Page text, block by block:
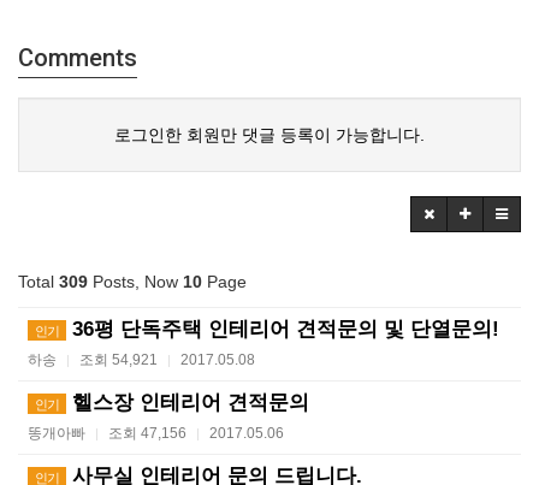
Comments
로그인한 회원만 댓글 등록이 가능합니다.
Total 309 Posts, Now 10 Page
인기 36평 단독주택 인테리어 견적문의 및 단열문의!
하송 | 조회 54,921 | 2017.05.08
인기 헬스장 인테리어 견적문의
똥개아빠 | 조회 47,156 | 2017.05.06
인기 사무실 인테리어 문의 드립니다.